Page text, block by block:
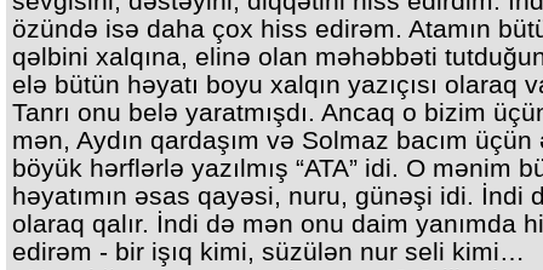
özündə isə daha çox hiss edirəm. Atamın
qəlbini xalqına, elinə olan məhəbbəti
elə bütün həyatı boyu xalqın yazıçısı olaraq
Tanrı onu belə yaratmışdı. Ancaq o bizim
mən, Aydın qardaşım və Solmaz bacım üçün
böyük hərflərlə yazılmış “ATA” idi. O mənim
həyatımın əsas qayəsi, nuru, günəşi idi. İndi
olaraq qalır. İndi də mən onu daim yanımda
edirəm - bir işıq kimi, süzülən nur seli kimi…